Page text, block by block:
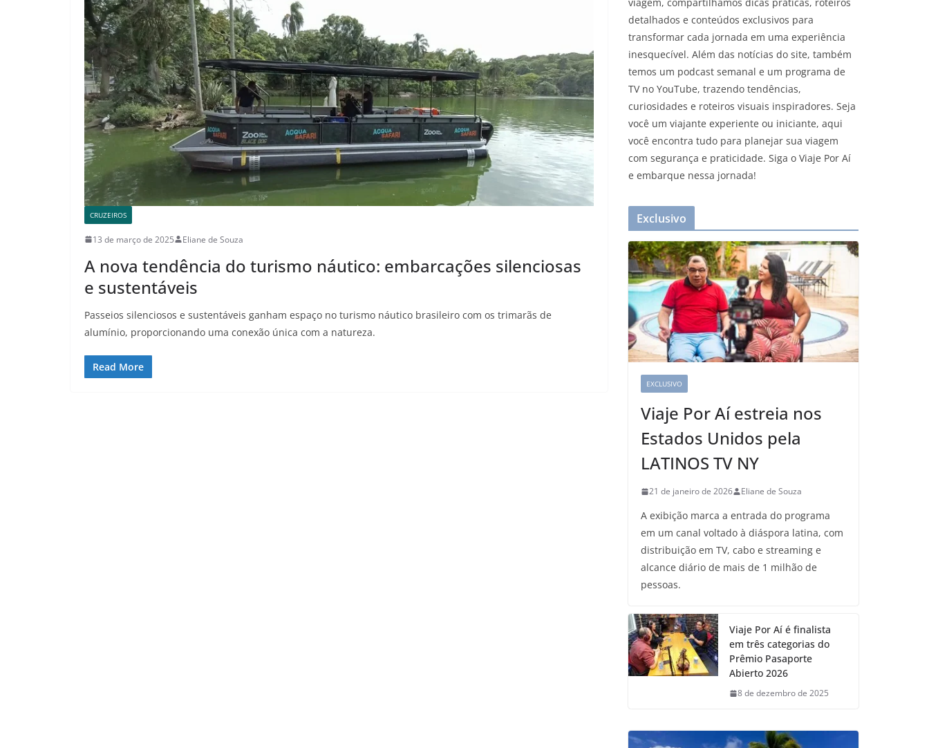
CRUZEIROS
13 de março de 2025 Eliane de Souza
A nova tendência do turismo náutico: embarcações silenciosas
e sustentáveis
Passeios silenciosos e sustentáveis ganham espaço no turismo náutico brasileiro com os trimarãs de
alumínio, proporcionando uma conexão única com a natureza.
Read More
detalhados e conteúdos exclusivos para
transformar cada jornada em uma experiência
inesquecível. Além das notícias do site, também
temos um podcast semanal e um programa de
TV no YouTube, trazendo tendências,
curiosidades e roteiros visuais inspiradores. Seja
você um viajante experiente ou iniciante, aqui
você encontra tudo para planejar sua viagem
com segurança e praticidade. Siga o Viaje Por Aí
e embarque nessa jornada!
Exclusivo
EXCLUSIVO
Viaje Por Aí estreia nos
Estados Unidos pela
LATINOS TV NY
21 de janeiro de 2026 Eliane de Souza
A exibição marca a entrada do programa
em um canal voltado à diáspora latina, com
distribuição em TV, cabo e streaming e
alcance diário de mais de 1 milhão de
pessoas.
Viaje Por Aí é finalista
em três categorias do
Prêmio Pasaporte
Abierto 2026
8 de dezembro de 2025